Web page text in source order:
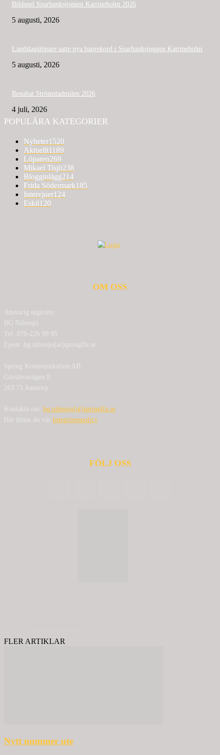
Bildspel Sparbanksjoggen Katrineholm 2026
5 augusti, 2026
Landslagslöpare satte nya banrekord i Sparbanksjoggen Katrineholm
5 augusti, 2026
Resultat Strömstadmilen 2026
4 juli, 2026
POPULÄRA KATEGORIER
Nyheter1520
Aktuellt1189
Löparen269
Mikael Tisjö238
Blogginlägg214
Frida Södermark185
Intervjuer124
Eskil120
OM OSS
Ansvarig utgivare:
BG Nilensjö
Tel: 070-226 99 95
Epost: bg.nilensjo[at]springlfa.se
Spring Kommunikation AB
Görslövsvägen 8
263 71 Jonstorp
Kontakta oss: bg.nilensjo[at]springlfa.se
Här hittar du vår Integritetspolicy
FÖLJ OSS
FLER ARTIKLAR
Nytt nummer ute